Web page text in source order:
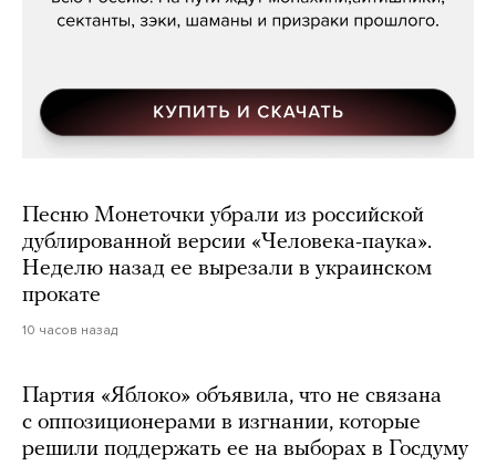
Песню Монеточки убрали из российской
дублированной версии «Человека-паука».
Неделю назад ее вырезали в украинском
прокате
10 часов назад
Партия «Яблоко» объявила, что не связана
с оппозиционерами в изгнании, которые
решили поддержать ее на выборах в Госдуму